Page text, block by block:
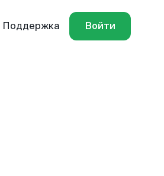
Поддержка Войти